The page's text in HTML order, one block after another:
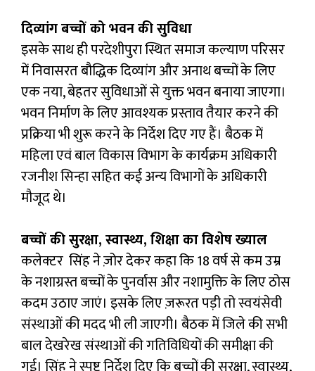
दिव्यांग बच्चों को भवन की सुविधा
इसके साथ ही परदेशीपुरा स्थित समाज कल्याण परिसर
में निवासरत बौद्धिक दिव्यांग और अनाथ बच्चों के लिए
एक नया, बेहतर सुविधाओं से युक्त भवन बनाया जाएगा।
भवन निर्माण के लिए आवश्यक प्रस्ताव तैयार करने की
प्रक्रिया भी शुरू करने के निर्देश दिए गए हैं। बैठक में
महिला एवं बाल विकास विभाग के कार्यक्रम अधिकारी
रजनीश सिन्हा सहित कई अन्य विभागों के अधिकारी
मौजूद थे।
बच्चों की सुरक्षा, स्वास्थ्य, शिक्षा का विशेष ख्याल
कलेक्टर सिंह ने ज़ोर देकर कहा कि 18 वर्ष से कम उम्र
के नशाग्रस्त बच्चों के पुनर्वास और नशामुक्ति के लिए ठोस
कदम उठाए जाएं। इसके लिए ज़रूरत पड़ी तो स्वयंसेवी
संस्थाओं की मदद भी ली जाएगी। बैठक में जिले की सभी
बाल देखरेख संस्थाओं की गतिविधियों की समीक्षा की